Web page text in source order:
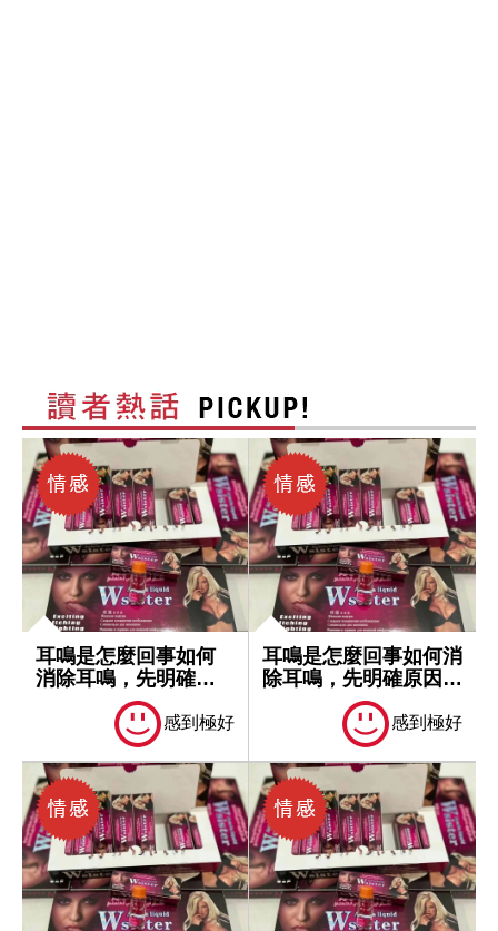
耳鳴是怎麼回事如何
消除耳鳴，先明確原
感到極好
耳鳴是怎麼回事如何消
除耳鳴，先明確原因再
感到極好